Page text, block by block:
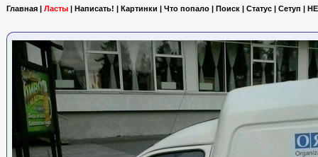
Главная | Ласты | Написать! | Картинки | Что попало | Поиск | Статус | Сетуп |